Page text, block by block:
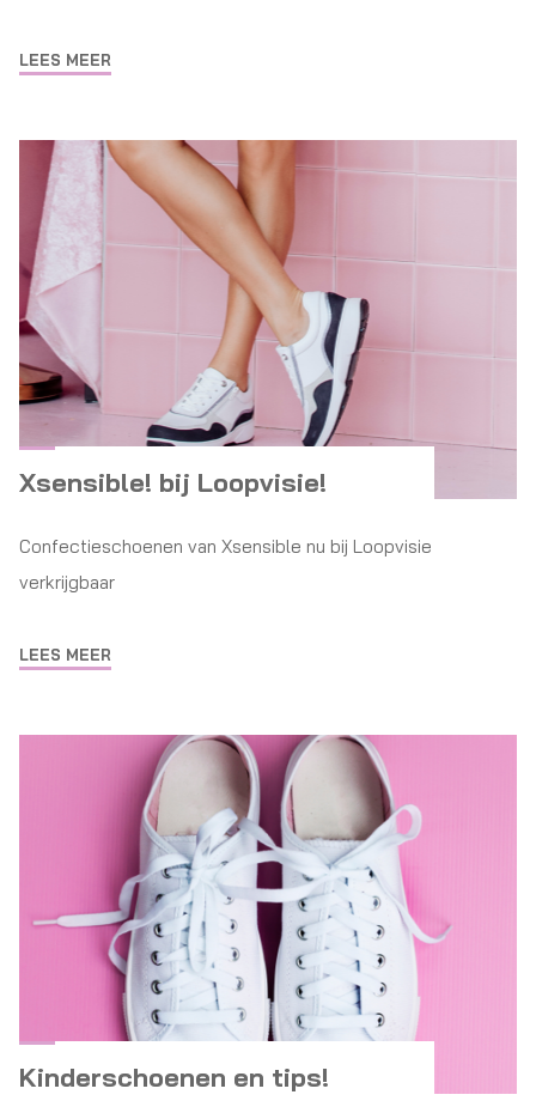
LEES MEER
Xsensible! bij Loopvisie!
Confectieschoenen van Xsensible nu bij Loopvisie
verkrijgbaar
LEES MEER
Kinderschoenen en tips!